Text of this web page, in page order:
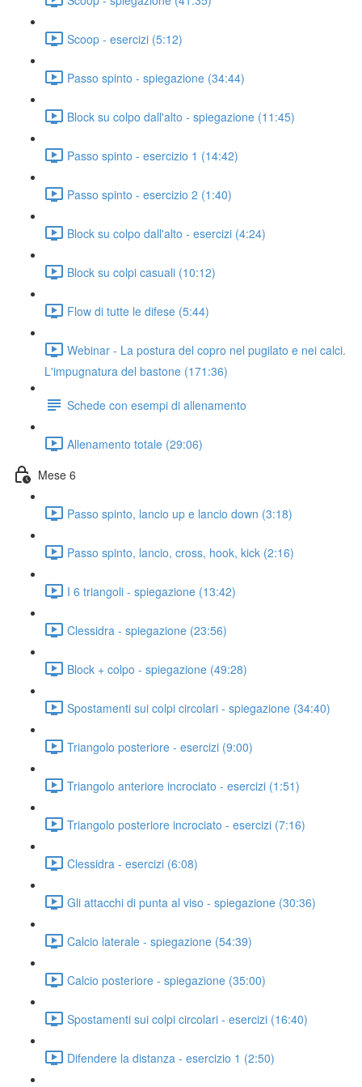
Scoop - esercizi (5:12)
Passo spinto - spiegazione (34:44)
Block su colpo dall'alto - spiegazione (11:45)
Passo spinto - esercizio 1 (14:42)
Passo spinto - esercizio 2 (1:40)
Block su colpo dall'alto - esercizi (4:24)
Block su colpi casuali (10:12)
Flow di tutte le difese (5:44)
Webinar - La postura del copro nel pugilato e nei calci.
L'impugnatura del bastone (171:36)
Schede con esempi di allenamento
Allenamento totale (29:06)
Mese 6
Passo spinto, lancio up e lancio down (3:18)
Passo spinto, lancio, cross, hook, kick (2:16)
I 6 triangoli - spiegazione (13:42)
Clessidra - spiegazione (23:56)
Block + colpo - spiegazione (49:28)
Spostamenti sui colpi circolari - spiegazione (34:40)
Triangolo posteriore - esercizi (9:00)
Triangolo anteriore incrociato - esercizi (1:51)
Triangolo posteriore incrociato - esercizi (7:16)
Clessidra - esercizi (6:08)
Gli attacchi di punta al viso - spiegazione (30:36)
Calcio laterale - spiegazione (54:39)
Calcio posteriore - spiegazione (35:00)
Spostamenti sui colpi circolari - esercizi (16:40)
Difendere la distanza - esercizio 1 (2:50)